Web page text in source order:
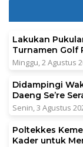
Lakukan
Turnamen Golf
Minggu, 2 Agustus
Didampingi
Daeng Se’re
Senin, 3 Agustus
Poltekkes
Kader untuk